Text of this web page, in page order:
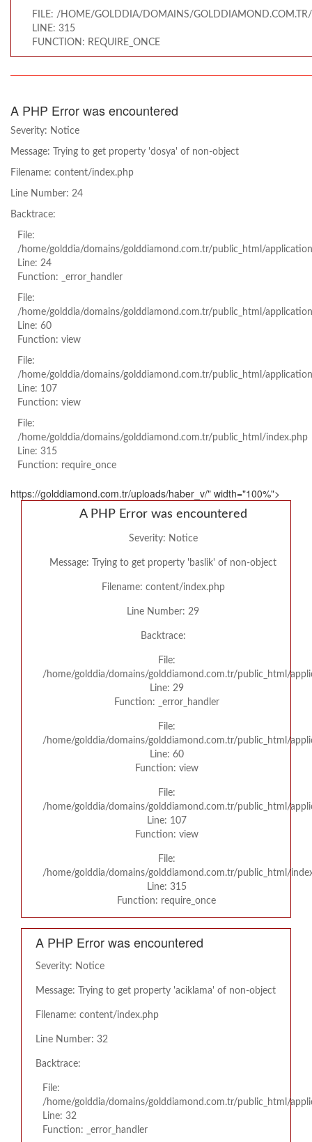
FILE: /HOME/GOLDDIA/DOMAINS/
LINE: 315
FUNCTION: REQUIRE_ONCE
A PHP Error was encountered
Severity: Notice
Message: Trying to get property 'dosya' of non-object
Filename: content/index.php
Line Number: 24
Backtrace:
File:
/home/golddia/domains/golddiamond.com.tr/public_html/
Line: 24
Function: _error_handler
File:
/home/golddia/domains/golddiamond.com.tr/public_html/
Line: 60
Function: view
File:
/home/golddia/domains/golddiamond.com.tr/public_html/
Line: 107
Function: view
File:
/home/golddia/domains/golddiamond.com.tr/public_html/index.php
Line: 315
Function: require_once
https://golddiamond.com.tr/uploads/haber_v/" width="100%">
A PHP Error was encountered
Severity: Notice
Message: Trying to get property 'baslik' of non-object
Filename: content/index.php
Line Number: 29
Backtrace:
File:
/home/golddia/domains/golddiamond.com.tr/public_html/
Line: 29
Function: _error_handler
File:
/home/golddia/domains/golddiamond.com.tr/public_html/
Line: 60
Function: view
File:
/home/golddia/domains/golddiamond.com.tr/public_html/
Line: 107
Function: view
File:
/home/golddia/domains/golddiamond.com.tr/public_html/
Line: 315
Function: require_once
A PHP Error was encountered
Severity: Notice
Message: Trying to get property 'aciklama' of non-object
Filename: content/index.php
Line Number: 32
Backtrace:
File:
/home/golddia/domains/golddiamond.com.tr/public_html/
Line: 32
Function: _error_handler